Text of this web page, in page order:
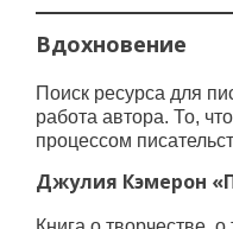
Вдохновение
Поиск ресурса для
работа автора. То,
процессом
Джулия Кэмерон